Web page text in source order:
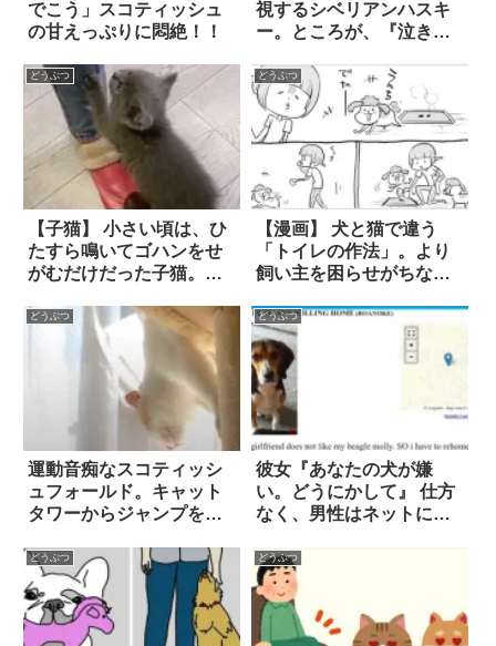
でこう」スコティッシュ
の甘えっぷりに悶絶！！
視するシベリアンハスキ
ー。ところが、『泣き真
がガラリと一変して！？
どうぶつ
【子猫】 小さい頃は、ひ
たすら鳴いてゴハンをせ
がむだけだった子猫。し
のすごいワザ』を習得し
どうぶつ
【漫画】 犬と猫で違う
「トイレの作法」。より
飼い主を困らせがちなの
どうぶつ
運動音痴なスコティッシ
ュフォールド。キャット
タワーからジャンプをし
に！？
どうぶつ
彼女『あなたの犬が嫌
い。どうにかして』 仕方
なく、男性はネットに募
どうぶつ どうぶつ